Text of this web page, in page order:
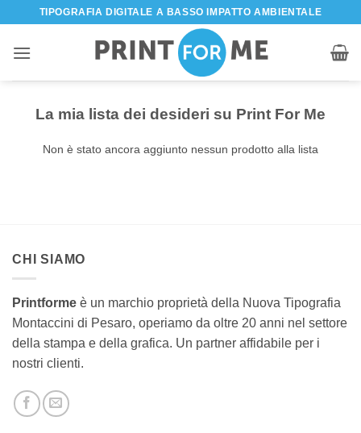
contenuti
TIPOGRAFIA DIGITALE A BASSO IMPATTO AMBIENTALE
La mia lista dei desideri su Print For Me
Non è stato ancora aggiunto nessun prodotto alla lista
CHI SIAMO
Printforme è un marchio proprietà della Nuova Tipografia
Montaccini di Pesaro, operiamo da oltre 20 anni nel settore
della stampa e della grafica. Un partner affidabile per i
nostri clienti.